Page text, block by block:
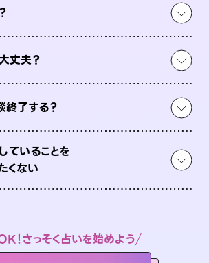
丈夫？
終了する？
ていることを
くない
！さっそく占いを始めよう